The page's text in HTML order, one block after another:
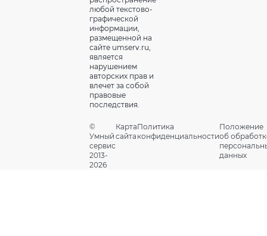
любой текстово-
графической
информации,
размещенной на
сайте umserv.ru,
является
нарушением
авторских прав и
влечет за собой
правовые
последствия.
©
Умный
сервис
2013-
2026
Карта
сайта
Политика
конфиденциальности
Положение
об
данных